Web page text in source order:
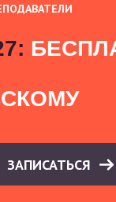
ЗАПИСАТЬСЯ